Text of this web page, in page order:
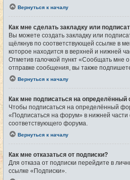
Вернуться к началу
Как мне сделать закладку или
Вы можете создать закладку или
щёлкнув по соответствующей ссылке в
которое находится в верхней и нижней
Отметив галочкой пункт «Сообщать мне
отправке сообщения, вы также
Вернуться к началу
Как мне подписаться на
Чтобы подписаться на определённый
«Подписаться на форум» в нижней
соответствующего форума.
Вернуться к началу
Как мне отказаться от подписки?
Для отказа от подписки перейдите в
ссылке «Подписки».